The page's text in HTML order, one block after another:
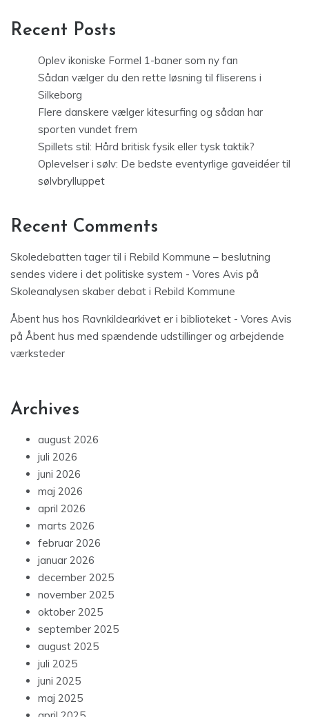
Recent Posts
Oplev ikoniske Formel 1-baner som ny fan
Sådan vælger du den rette løsning til fliserens i
Silkeborg
Flere danskere vælger kitesurfing og sådan har
sporten vundet frem
Spillets stil: Hård britisk fysik eller tysk taktik?
Oplevelser i sølv: De bedste eventyrlige gaveidéer til
sølvbrylluppet
Recent Comments
Skoledebatten tager til i Rebild Kommune – beslutning
sendes videre i det politiske system - Vores Avis på
Skoleanalysen skaber debat i Rebild Kommune
Åbent hus hos Ravnkildearkivet er i biblioteket - Vores Avis
på Åbent hus med spændende udstillinger og arbejdende
værksteder
Archives
august 2026
juli 2026
juni 2026
maj 2026
april 2026
marts 2026
februar 2026
januar 2026
december 2025
november 2025
oktober 2025
september 2025
august 2025
juli 2025
juni 2025
maj 2025